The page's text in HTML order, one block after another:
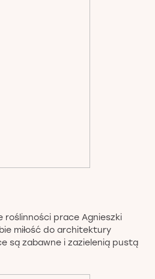
roślinności prace Agnieszki
miłość do architektury
są zabawne i zazielenią pustą